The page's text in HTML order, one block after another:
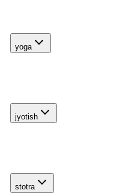
yoga
jyotish
stotra